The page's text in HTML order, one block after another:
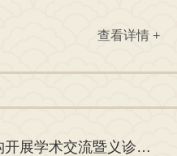
查看详情 +
深化医养结合，守护夕阳红—— 无锡安国医院门诊部赴养老机构开展学术交流暨义诊查房活动